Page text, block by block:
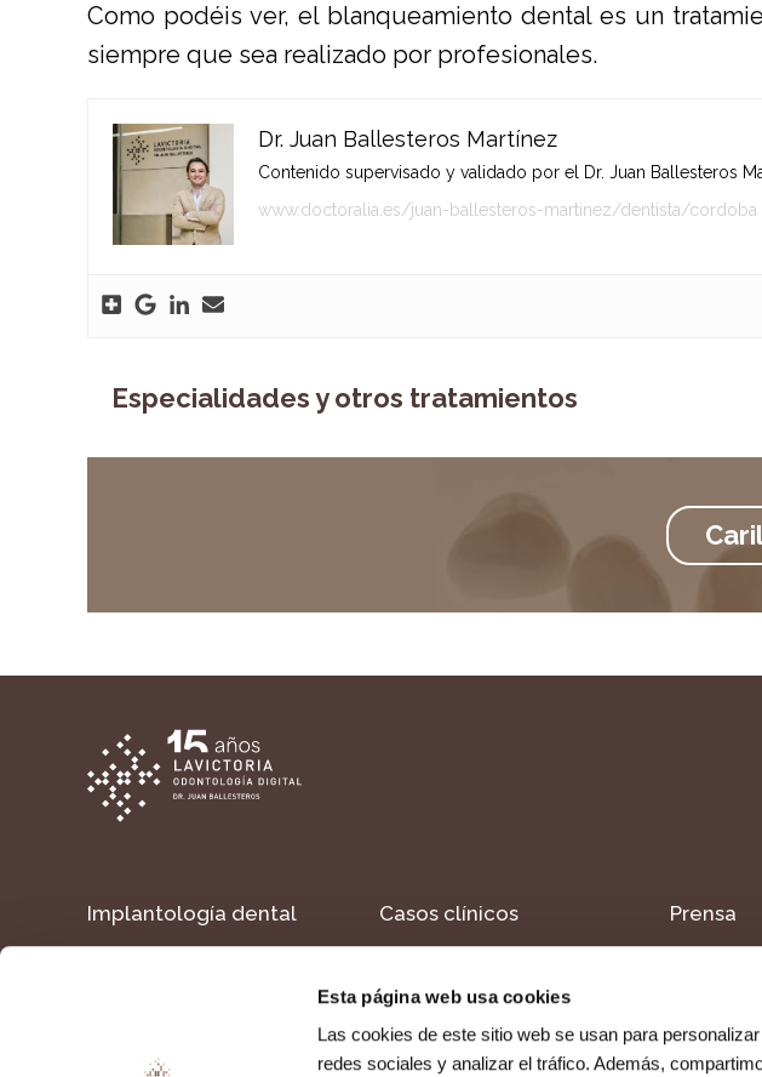
Esta página web usa cookies
Las cookies de este sitio web se usan para
redes sociales y analizar el tráfico. Además,
Como podéis ver, el blanqueamiento dental es un
siempre que sea realizado por profesionales.
Dr. Juan Ballesteros Martínez
Contenido supervisado y validado por el Dr. Juan Ballesteros
www.doctoralia.es/juan-ballesteros-martinez/dentista/cordoba
Especialidades y otros tratamientos
Implantología dental Casos clínicos Prensa
Contacto
Palmera